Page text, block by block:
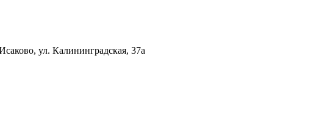
ул. Калининградская, 37а